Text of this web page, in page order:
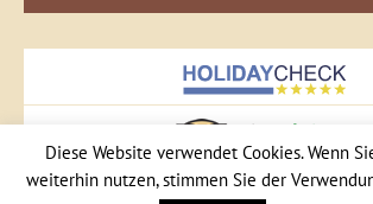
Diese Website verwendet Cookies. Wenn
weiterhin nutzen, stimmen Sie der